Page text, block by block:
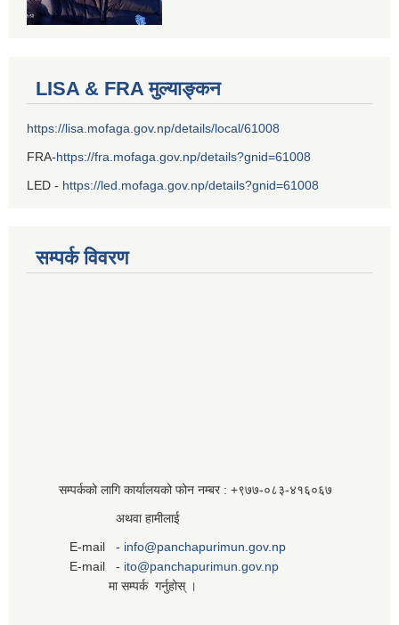
LISA & FRA मुल्याङ्कन
https://lisa.mofaga.gov.np/details/local/61008
FRA-https://fra.mofaga.gov.np/details?gnid=61008
LED - https://led.mofaga.gov.np/details?gnid=61008
सम्पर्क विवरण
सम्पर्कको लागि कार्यालयको फोन नम्बर : +९७७-०८३‍-४१६०६७
अथवा हामीलाई
E-mail - info@panchapurimun.gov.np
E-mail - ito@panchapurimun.gov.np
मा सम्पर्क गर्नुहोस् ।